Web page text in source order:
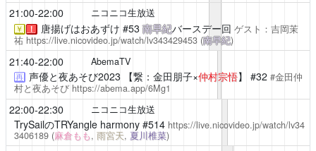
21:00-22:00 ニコニコ生放送
￥ ！ 唐揚げはおあずけ #53南早紀バースデー回 ゲスト：吉岡茉
祐 https://live.nicovideo.jp/watch/lv343429453 (南早紀)
21:40-22:00 AbemaTV
再 声優と夜あそび2023 【繋：金田朋子×仲村宗悟】 #32 #金田仲
村と夜あそび https://abema.app/6Mg1
22:00-22:30 ニコニコ生放送
TrySailのTRYangle harmony#514 https://live.nicovideo.jp/watch/lv34
3406189 (麻倉もも, 雨宮天, 夏川椎菜)